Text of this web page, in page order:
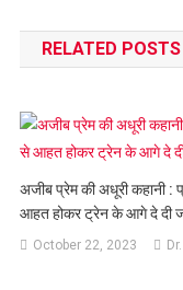
navigation
RELATED POSTS
अजीब प्रेम की अधूरी कहानी :
आहत होकर ट्रेन के आगे दे दी
October 22, 2023